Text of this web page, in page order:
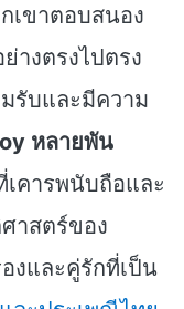
เขาตอบสนอง
างตรงไปตรง
รับและมีความ
หลายพัน
เคารพนับถือและ
าสตร์ของ
งและคู่รักที่เป็น